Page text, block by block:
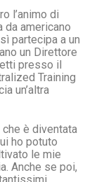
l’animo di
da americano
partecipa a un
un Direttore
presso il
Training
un’altra
è diventata
ho potuto
le mie
Anche se poi,